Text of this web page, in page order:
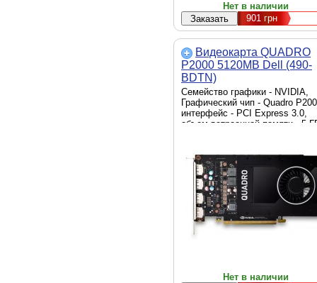
Нет в наличии
901грн
Видеокарта QUADRO
P2000 5120MB Dell (490-
BDTN)
Семейство графики - NVIDIA,
Графический чип - Quadro
интерфейс - PCI Express 3.0,
объем встроенной памяти - 5
Bit, разъемы - 4 x DisplayPort,
системы охлаждения -
вид охлаждения - кулер,
радиатор
Нет в наличии